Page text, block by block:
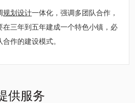
规划设计一体化，强调多团队合作，
三年到五年建成一个特色小镇，必
作的建设模式。
供服务